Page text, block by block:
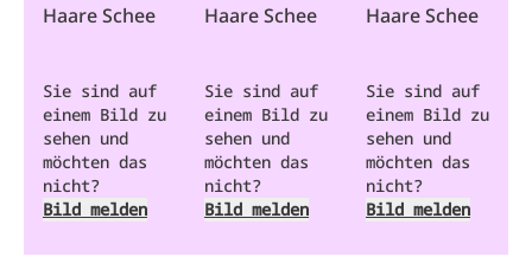
Haare Schee
Sie sind auf
einem Bild zu
sehen und
möchten das
nicht?
Bild melden
Haare Schee
Sie sind auf
einem Bild zu
sehen und
möchten das
nicht?
Bild melden
Haare Schee
Sie sind auf
einem Bild zu
sehen und
möchten das
nicht?
Bild melden